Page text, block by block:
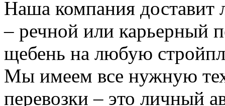
Наша компания доставит
– речной или карьерный
щебень на любую
Мы имеем все нужную
перевозки – это личный